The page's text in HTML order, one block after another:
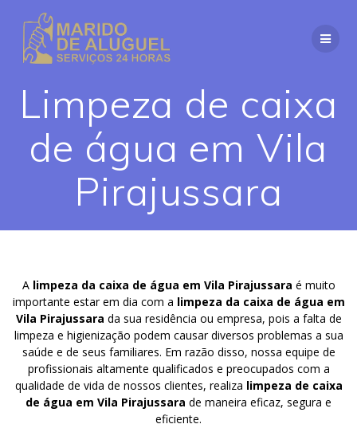
Limpeza de caixa
de água em Vila
Pirajussara
A limpeza da caixa de água em Vila Pirajussara é muito
importante estar em dia com a limpeza da caixa de água em
Vila Pirajussara da sua residência ou empresa, pois a falta de
limpeza e higienização podem causar diversos problemas a sua
saúde e de seus familiares. Em razão disso, nossa equipe de
profissionais altamente qualificados e preocupados com a
qualidade de vida de nossos clientes, realiza limpeza de caixa
de água em Vila Pirajussara de maneira eficaz, segura e
eficiente.